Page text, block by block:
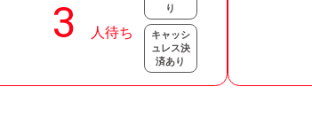
り
キャッシ
ュレス決
済あり